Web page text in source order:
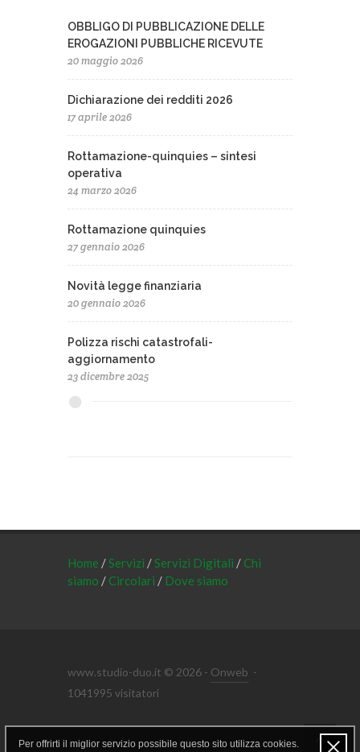
OBBLIGO DI PUBBLICAZIONE DELLE
EROGAZIONI PUBBLICHE RICEVUTE
20 maggio 2026
Dichiarazione dei redditi 2026
17 aprile 2026
Rottamazione-quinquies – sintesi
operativa
24 marzo 2026
Rottamazione quinquies
27 gennaio 2026
Novità legge finanziaria
20 gennaio 2026
Polizza rischi catastrofali-
aggiornamento
23 dicembre 2025
Home /Servizi /Servizi Digitali / Chi
siamo / Circolari / Dove siamo
www.studio-duo.it © 2026 - Onweb -
1041995 visitatori
Per offrirti il miglior servizio possibile questo sito utilizza cookies.